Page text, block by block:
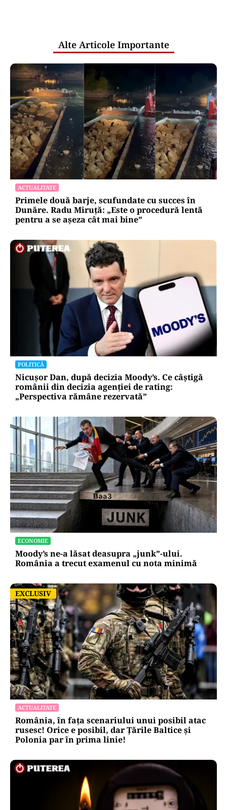
Alte Articole Importante
ACTUALITATE
Primele două barje, scufundate cu succes în
Dunăre. Radu Miruță: „Este o procedură lentă
pentru a se așeza cât mai bine”
POLITICĂ
Nicușor Dan, după decizia Moody’s. Ce câștigă
românii din decizia agenției de rating:
„Perspectiva rămâne rezervată”
ECONOMIE
Moody’s ne-a lăsat deasupra „junk”-ului.
România a trecut examenul cu nota minimă
EXCLUSIV
EXCLUSIV
ACTUALITATE
România, în fața scenariului unui posibil atac
rusesc! Orice e posibil, dar Țările Baltice și
Polonia par în prima linie!